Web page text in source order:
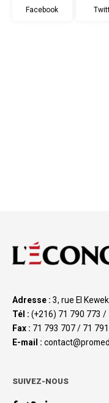
Facebook
Adresse : 3, rue El
Tél : (+216) 71 790 773 /
Fax : 71 793 707 / 71
E-mail :
SUIVEZ-NOUS